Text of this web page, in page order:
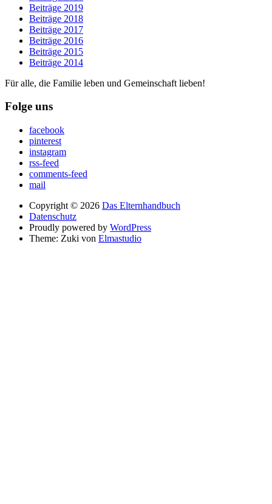
Beiträge 2019
Beiträge 2018
Beiträge 2017
Beiträge 2016
Beiträge 2015
Beiträge 2014
Für alle, die Familie leben und Gemeinschaft lieben!
Folge uns
facebook
pinterest
instagram
rss-feed
comments-feed
mail
Copyright © 2026 Das Elternhandbuch
Datenschutz
Proudly powered by WordPress
Theme: Zuki von Elmastudio